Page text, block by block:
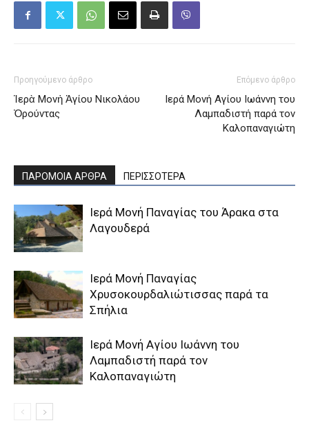
Προηγούμενο άρθρο
Ἱερὰ Μονἠ Ἁγίου Νικολάου
Ὀρούντας
Επόμενο άρθρο
Ιερά Μονή Αγίου Ιωάννη του
Λαμπαδιστή παρά τον
Καλοπαναγιώτη
ΠΑΡΟΜΟΙΑ ΑΡΘΡΑ ΠΕΡΙΣΣΟΤΕΡΑ
Ιερά Μονή Παναγίας του Άρακα στα
Λαγουδερά
Ιερά Μονή Παναγίας
Χρυσοκουρδαλιώτισσας παρά τα
Σπήλια
Ιερά Μονή Αγίου Ιωάννη του
Λαμπαδιστή παρά τον
Καλοπαναγιώτη